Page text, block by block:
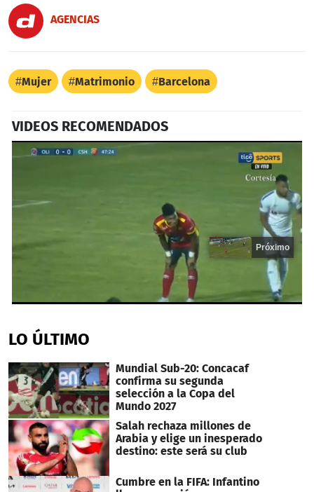
AGENCIAS
Mujer Matrimonio Barcelona
VIDEOS RECOMENDADOS
of
20
Próximo
LO ÚLTIMO
Mundial Sub-20: Concacaf
confirma su segunda
selección a la Copa del
Mundo 2027
Salah rechaza millones de
Arabia y elige un inesperado
destino: este será su club
Cumbre en la FIFA: Infantino